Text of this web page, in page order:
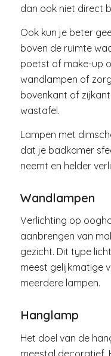
dan ook niet direct
Ook kun je beter
boven de ruimte
poetst of make-up
wandlampen of
bovenkant of
wastafel.
Lampen met
dat je badkamer
neemt en helder
Wandlampen
Verlichting op
aanbrengen van
gezicht. Dit type
meest gelijkmatige
meerdere lampen.
Hanglamp
Het doel van de
meestal decoratief.